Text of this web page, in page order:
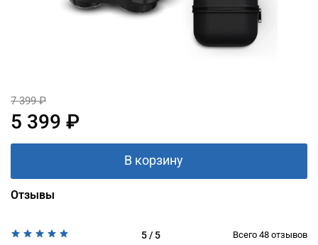
7 399 ₽
5 399 ₽
В корзину
Отзывы
5 / 5 Всего 48 отзывов